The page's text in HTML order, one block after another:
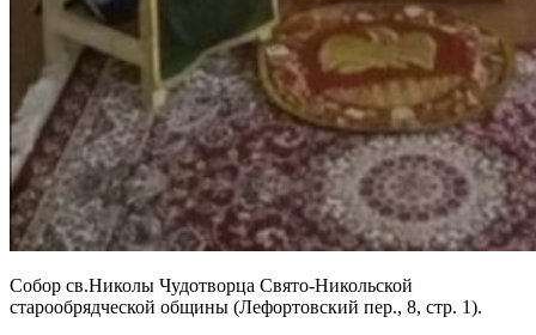
Собор св.Николы Чудотворца Свято-Никольской
старообрядческой общины (Лефортовский пер., 8, стр. 1).